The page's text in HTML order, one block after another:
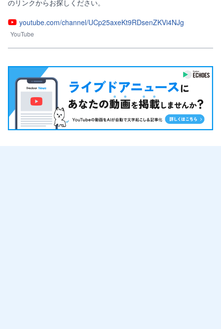
のリンクからお探しください。
youtube.com/channel/UCp25axeKt9RDsenZKVi4NJg
YouTube